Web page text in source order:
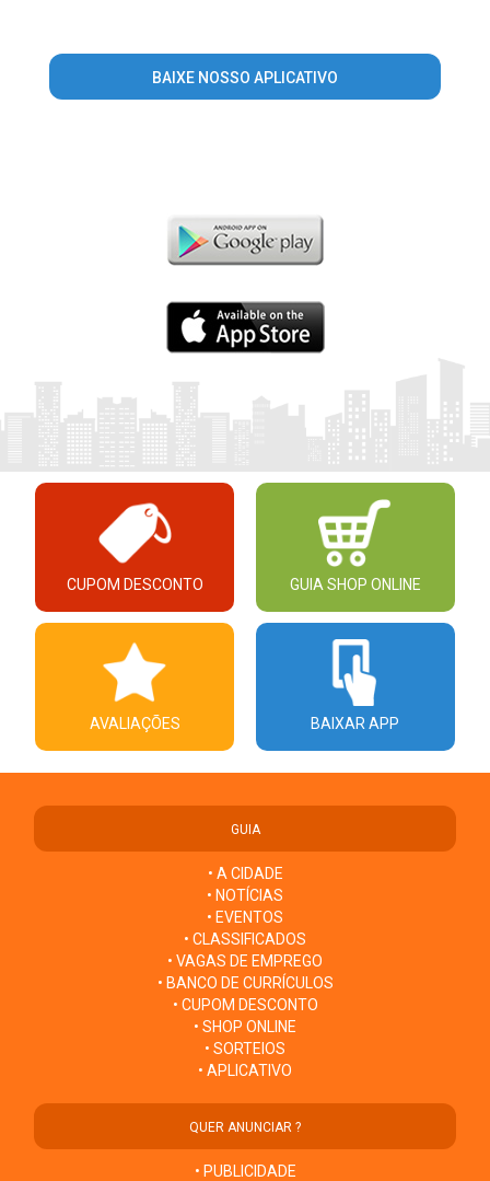
BAIXE NOSSO APLICATIVO
CUPOM DESCONTO GUIA SHOP ONLINE
AVALIAÇÕES BAIXAR APP
GUIA
• A CIDADE
• NOTÍCIAS
• EVENTOS
• CLASSIFICADOS
• VAGAS DE EMPREGO
• BANCO DE CURRÍCULOS
• CUPOM DESCONTO
• SHOP ONLINE
• SORTEIOS
• APLICATIVO
QUER ANUNCIAR ?
• PUBLICIDADE